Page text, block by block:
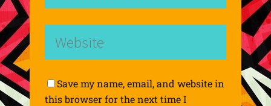
Save my name, email, and website in
this browser for the next time I